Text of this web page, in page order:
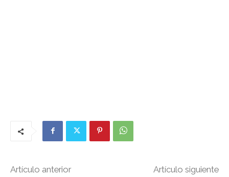
Artículo anterior Artículo siguiente